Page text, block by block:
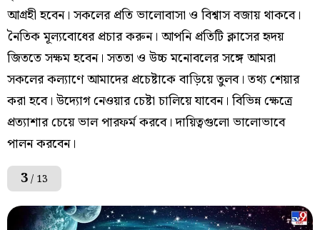
আগ্রহী হবেন। সকলের প্রতি ভালোবাসা ও বিশ্বাস বজায় থাকবে।
নৈতিক মূল্যবোধের প্রচার করুন। আপনি প্রতিটি ক্লাসের হৃদয়
জিততে সক্ষম হবেন। সততা ও উচ্চ মনোবলের সঙ্গে আমরা
সকলের কল্যাণে আমাদের প্রচেষ্টাকে বাড়িয়ে তুলব। তথ্য শেয়ার
করা হবে। উদ্যোগ নেওয়ার চেষ্টা চালিয়ে যাবেন। বিভিন্ন ক্ষেত্রে
প্রত্যাশার চেয়ে ভাল পারফর্ম করবে। দায়িত্বগুলো ভালোভাবে
পালন করবেন।
3/ 13